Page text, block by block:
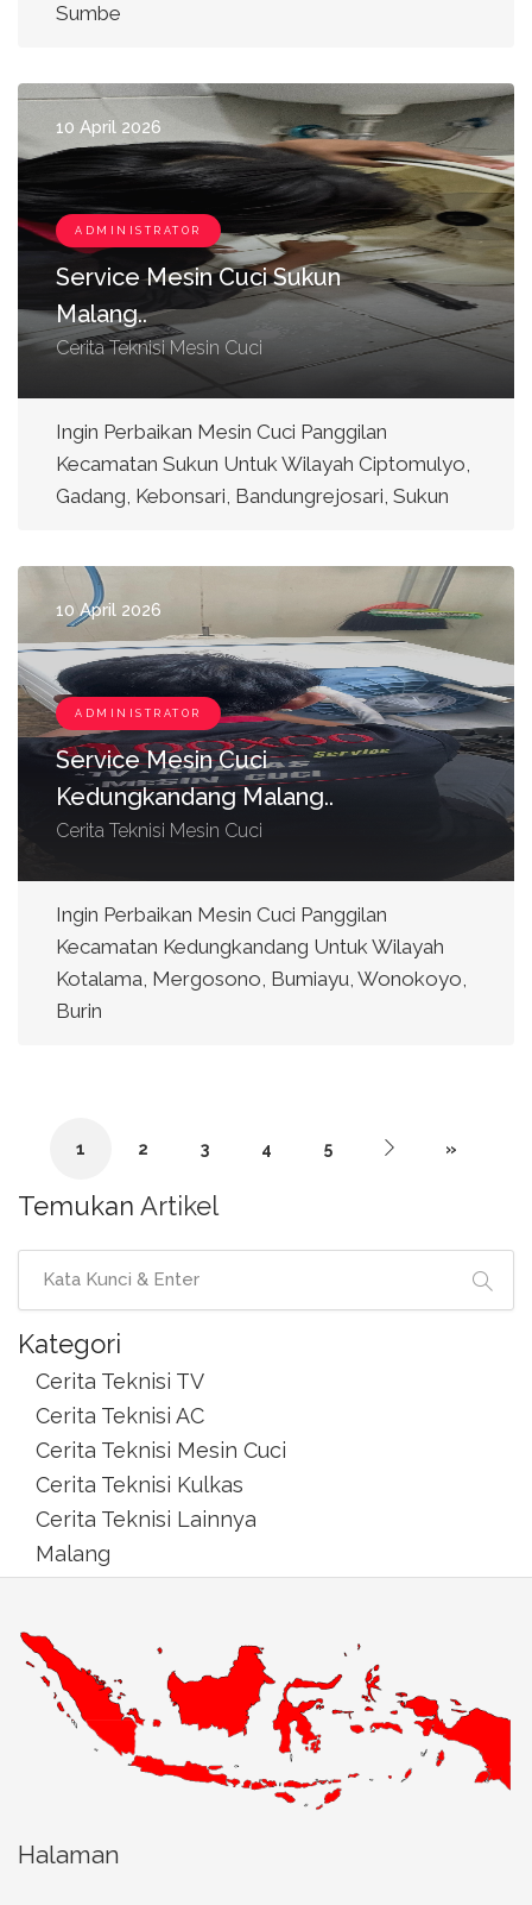
Sumbe
10 April 2026
ADMINISTRATOR
Service Mesin Cuci Sukun
Malang..
Cerita Teknisi Mesin Cuci
Ingin Perbaikan Mesin Cuci Panggilan
Kecamatan Sukun Untuk Wilayah Ciptomulyo,
Gadang, Kebonsari, Bandungrejosari, Sukun
10 April 2026
ADMINISTRATOR
Service Mesin Cuci
Kedungkandang Malang..
Cerita Teknisi Mesin Cuci
Ingin Perbaikan Mesin Cuci Panggilan
Kecamatan Kedungkandang Untuk Wilayah
Kotalama, Mergosono, Bumiayu, Wonokoyo,
Burin
1 2 3 4 5 »
Temukan Artikel
Kategori
Cerita Teknisi TV
Cerita Teknisi AC
Cerita Teknisi Mesin Cuci
Cerita Teknisi Kulkas
Cerita Teknisi Lainnya
Malang
Halaman